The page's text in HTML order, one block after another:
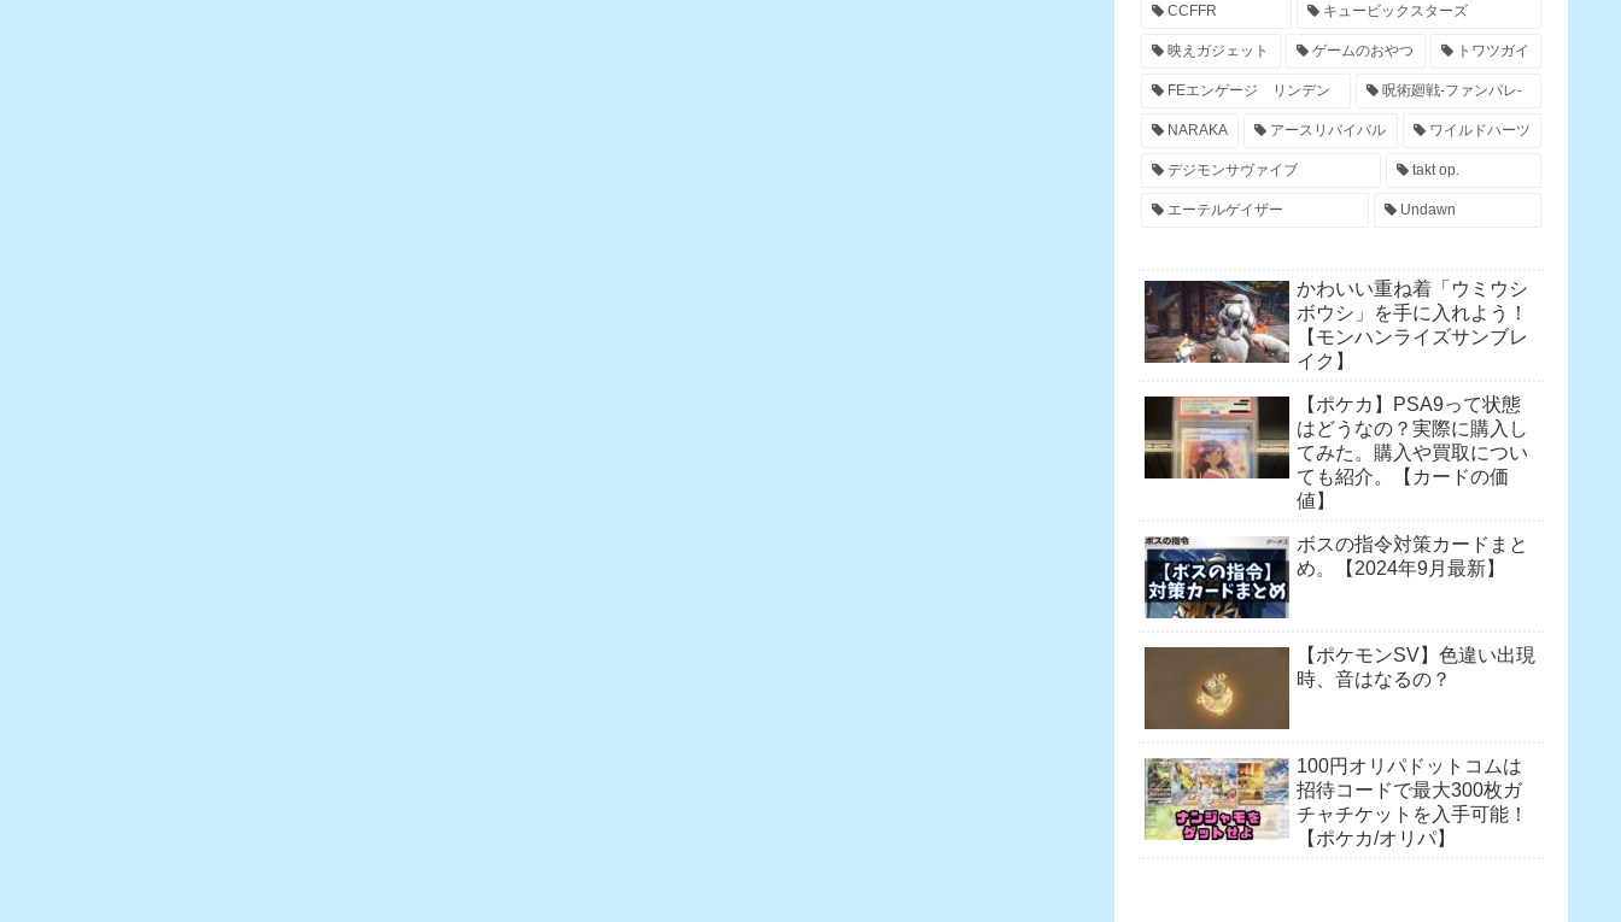
CCFFR キュービックスターズ
映えガジェット ゲームのおやつ トワツガイ
FEエンゲージ リンデン 呪術廻戦-ファンパレ-
NARAKA アースリバイバル ワイルドハーツ
デジモンサヴァイブ takt op.
エーテルゲイザー Undawn
かわいい重ね着「ウミウシ
ボウシ」を手に入れよう！
【モンハンライズサンブレ
イク】
【ポケカ】PSA9って状態
はどうなの？実際に購入し
てみた。購入や買取につい
ても紹介。【カードの価
値】
ボスの指令対策カードまと
め。【2024年9月最新】
【ポケモンSV】色違い出現
時、音はなるの？
100円オリパドットコムは
招待コードで最大300枚ガ
チャチケットを入手可能！
【ポケカ/オリパ】